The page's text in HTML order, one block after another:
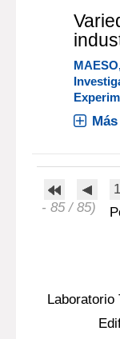
1
- 85 / 85)
Laboratorio